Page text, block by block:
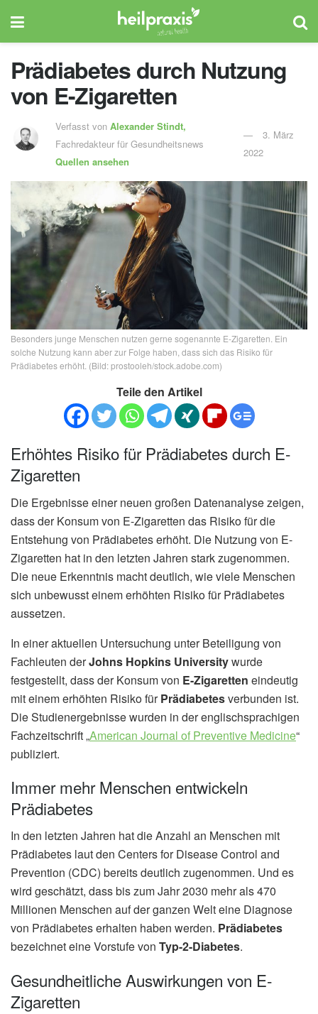
Prädiabetes durch Nutzung
von E-Zigaretten
Verfasst von Alexander Stindt,
Fachredakteur für Gesundheitsnews
Quellen ansehen
3. März
2022
Besonders junge Menschen nutzen gerne sogenannte E-Zigaretten. Ein
solche Nutzung kann aber zur Folge haben, dass sich das Risiko für
Prädiabetes erhöht. (Bild: prostooleh/stock.adobe.com)
Teile den Artikel
Erhöhtes Risiko für Prädiabetes durch E-
Zigaretten
Die Ergebnisse einer neuen großen Datenanalyse zeigen,
dass der Konsum von E-Zigaretten das Risiko für die
Entstehung von Prädiabetes erhöht. Die Nutzung von E-
Zigaretten hat in den letzten Jahren stark zugenommen.
Die neue Erkenntnis macht deutlich, wie viele Menschen
sich unbewusst einem erhöhten Risiko für Prädiabetes
aussetzen.
In einer aktuellen Untersuchung unter Beteiligung von
Fachleuten derJohns Hopkins Universitywurde
festgestellt, dass der Konsum von E-Zigaretten eindeutig
mit einem erhöhten Risiko fürPrädiabetesverbunden ist.
Die Studienergebnisse wurden in der englischsprachigen
Fachzeitschrift „American Journal of Preventive Medicine“
publiziert.
Immer mehr Menschen entwickeln
Prädiabetes
In den letzten Jahren hat die Anzahl an Menschen mit
Prädiabetes laut den Centers for Disease Control and
Prevention (CDC) bereits deutlich zugenommen. Und es
wird geschätzt, dass bis zum Jahr 2030 mehr als 470
Millionen Menschen auf der ganzen Welt eine Diagnose
von Prädiabetes erhalten haben werden. Prädiabetes
bezeichnet eine Vorstufe von Typ-2-Diabetes.
Gesundheitliche Auswirkungen von E-
Zigaretten